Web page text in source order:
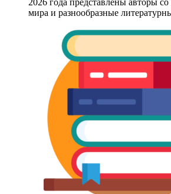
2026 года представлены авторы со
мира и разнообразные